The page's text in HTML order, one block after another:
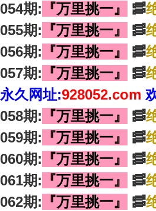
054期: 『万里挑一』 🥓
055期: 『万里挑一』 🥓
056期: 『万里挑一』 🥓
057期: 『万里挑一』 🥓
永久网址:928052.com
058期: 『万里挑一』 🥓
059期: 『万里挑一』 🥓
060期: 『万里挑一』 🥓
061期: 『万里挑一』 🥓
062期: 『万里挑一』 🥓